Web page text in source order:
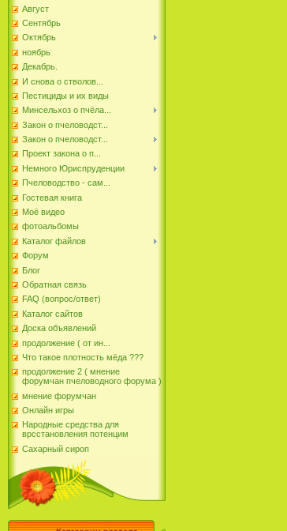
Август
Сентябрь
Октябрь
ноябрь
Декабрь.
И снова о стволов...
Пестициды и их виды
Минсельхоз о пчёла...
Закон о пчеловодст...
Закон о пчеловодст...
Проект закона о п...
Немного Юриспруденции
Пчеловодство - сам...
Гостевая книга
Моё видео
фотоальбомы
Каталог файлов
Форум
Блог
Обратная связь
FAQ (вопрос/ответ)
Каталог сайтов
Доска объявлений
продолжение ( от ин...
Что такое плотность мёда ???
продолжение 2 ( мнение
форумчан пчеловодного форума )
мнение форумчан
Онлайн игры
Народные средства для
врсстановления потенцим
Сахарный сироп